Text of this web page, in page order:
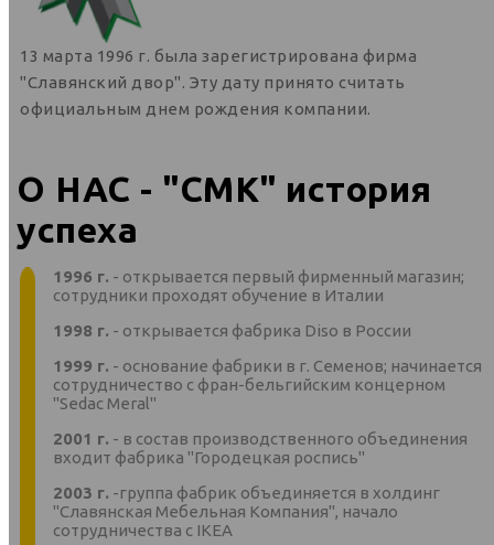
13 марта 1996 г. была зарегистрирована фирма
"Славянский двор". Эту дату принято считать
официальным днем рождения компании.
О НАС - "СМК" история
успеха
1996 г. - открывается первый фирменный магазин;
сотрудники проходят обучение в Италии
1998 г. - открывается фабрика Diso в России
1999 г. - основание фабрики в г. Семенов; начинается
сотрудничество с фран-бельгийским концерном
"Sedac Meral"
2001 г. - в состав производственного объединения
входит фабрика "Городецкая роспись"
2003 г. -группа фабрик объединяется в холдинг
"Славянская Мебельная Компания", начало
сотрудничества с IKEA